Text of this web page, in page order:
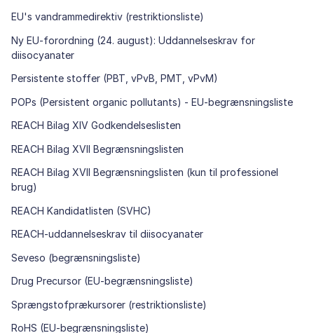
EU's vandrammedirektiv (restriktionsliste)
Ny EU-forordning (24. august): Uddannelseskrav for
diisocyanater
Persistente stoffer (PBT, vPvB, PMT, vPvM)
POPs (Persistent organic pollutants) - EU-begrænsningsliste
REACH Bilag XIV Godkendelseslisten
REACH Bilag XVII Begrænsningslisten
REACH Bilag XVII Begrænsningslisten (kun til professionel
brug)
REACH Kandidatlisten (SVHC)
REACH-uddannelseskrav til diisocyanater
Seveso (begrænsningsliste)
Drug Precursor (EU-begrænsningsliste)
Sprængstofprækursorer (restriktionsliste)
RoHS (EU-begrænsningsliste)